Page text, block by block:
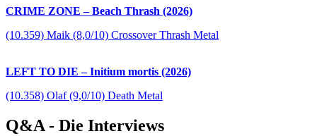
CRIME ZONE – Beach Thrash (2026)
(10.359) Maik (8,0/10) Crossover Thrash Metal
LEFT TO DIE – Initium mortis (2026)
(10.358) Olaf (9,0/10) Death Metal
Q&A - Die Interviews